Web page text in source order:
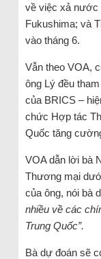
về việc xả nước
Fukushima; và
vào tháng 6.
Vẫn theo VOA,
ông Lý đều
của BRICS –
chức Hợp tác
Quốc tăng
VOA dẫn lời bà
Thương mại
của ông, nói bà
nhiều về các
Trung Quốc”.
Bà dự đoán sẽ